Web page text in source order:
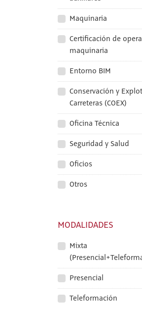
Maquinaria
Certificación de
maquinaria
Entorno BIM
Conservación y
Carreteras (COEX)
Oficina Técnica
Seguridad y Salud
Oficios
Otros
MODALIDADES
Mixta
Presencial
Teleformación